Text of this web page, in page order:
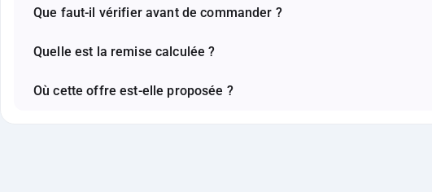
Que faut-il vérifier avant de commander ?
Quelle est la remise calculée ?
Où cette offre est-elle proposée ?